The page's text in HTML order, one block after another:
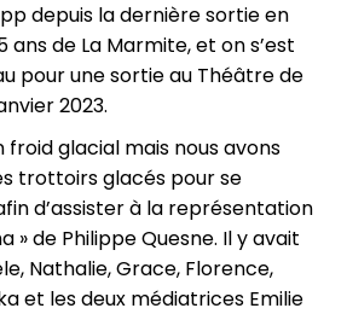
depuis la dernière sortie en
ans de La Marmite, et on s’est
pour une sortie au Théâtre de
2023.
froid glacial mais nous avons
trottoirs glacés pour se
d’assister à la représentation
» de Philippe Quesne. Il y avait
Nathalie, Grace, Florence,
et les deux médiatrices Emilie